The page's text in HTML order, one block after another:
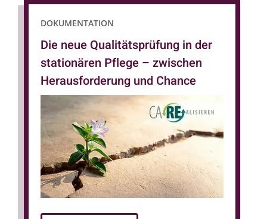
DOKUMENTATION
Die neue Qualitätsprüfung in der
stationären Pflege – zwischen
Herausforderung und Chance